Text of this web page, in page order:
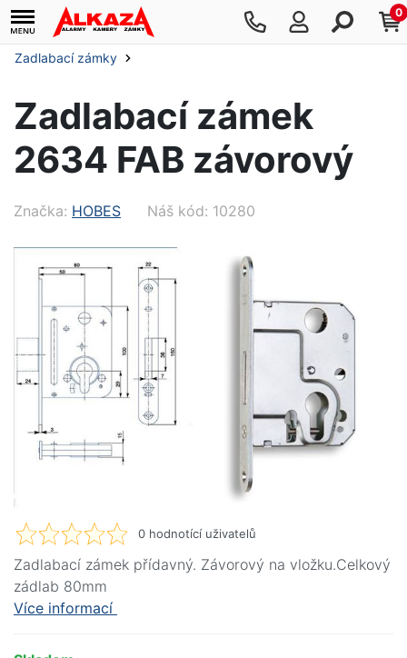
0
Zadlabací zámky
Zadlabací zámek
2634 FAB závorový
Značka: HOBES Náš kód: 10280
0hodnotící uživatelů
Zadlabací zámek přídavný. Závorový na vložku.Celkový
zádlab 80mm
Více informací